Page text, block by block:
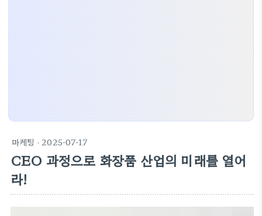
마케팅 · 2025-07-17
CEO 과정으로 화장품 산업의 미래를 열어
라!